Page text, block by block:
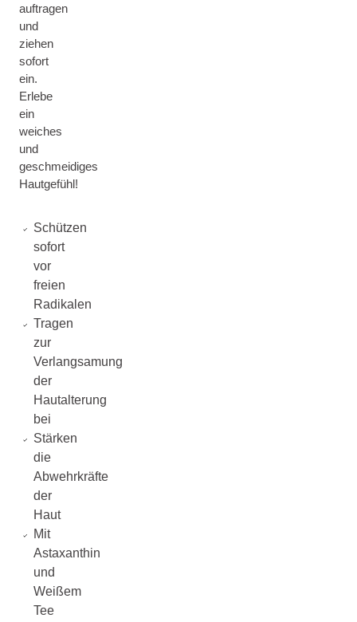
auftragen
und
ziehen
sofort
ein.
Erlebe
ein
weiches
und
geschmeidiges
Hautgefühl!
Schützen
sofort
vor
freien
Radikalen
Tragen
zur
Verlangsamung
der
Hautalterung
bei
Stärken
die
Abwehrkräfte
der
Haut
Mit
Astaxanthin
und
Weißem
Tee